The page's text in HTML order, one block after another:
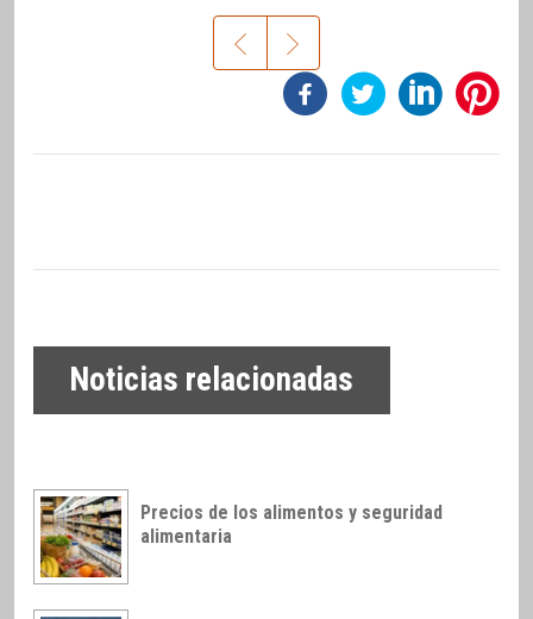
Noticias relacionadas
Precios de los alimentos y seguridad
alimentaria